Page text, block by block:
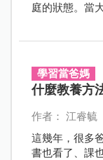
庭的狀態。當
學習當爸媽
什麼教養方
作者： 江睿毓
這幾年，很多
書也看了、課